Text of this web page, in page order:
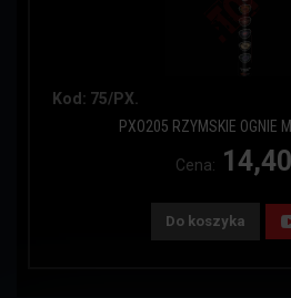
Kod: 75/PX.
PXO205 RZYMSKIE OGNIE
Cena:
Do koszyka